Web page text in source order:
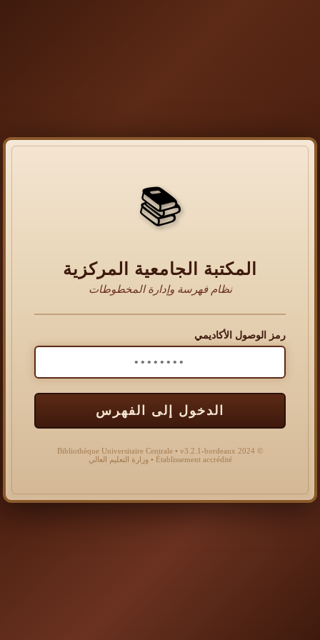
📚
المكتبة الجامعية المركزية
نظام فهرسة وإدارة المخطوطات
رمز الوصول الأكاديمي
الدخول إلى الفهرس
© 2024 Bibliothèque Universitaire Centrale • v3.2.1-bordeaux
Établissement accrédité • وزارة التعليم العالي